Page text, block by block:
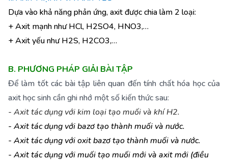
Dựa vào khả năng phản ứng, axit được chia làm 2 loại:
+ Axit mạnh như HCl, H2SO4, HNO3,…
+ Axit yếu như H2S, H2CO3,…
B. PHƯƠNG PHÁP GIẢI BÀI TẬP
Để làm tốt các bài tập liên quan đến tính chất hóa học của
axit học sinh cần ghi nhớ một số kiến thức sau:
- Axit tác dụng với kim loại tạo muối và khí H2.
- Axit tác dụng với bazơ tạo thành muối và nước.
- Axit tác dụng với oxit bazơ tạo thành muối và nước.
- Axit tác dụng với muối tạo muối mới và axit mới (điều